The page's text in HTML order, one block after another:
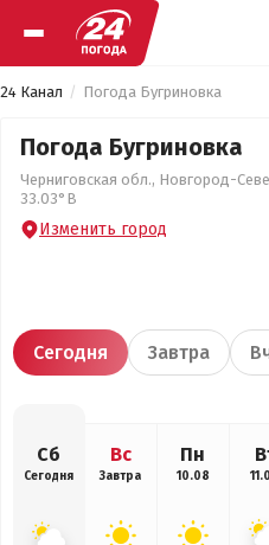
24 Канал Погода Бугриновка
Погода Бугриновка
Черниговская обл., Новгород-
33.03°В
Изменить город
Сегодня Завтра
Сб
Сегодня
Вс
Завтра
Пн
10.08